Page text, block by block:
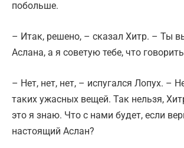
побольше.
– Итак, решено, – сказал Хитр. – Ты
Аслана, а я советую тебе, что
– Нет, нет, нет, – испугался Лопух. –
таких ужасных вещей. Так нельзя,
это я знаю. Что с нами будет, если
настоящий Аслан?